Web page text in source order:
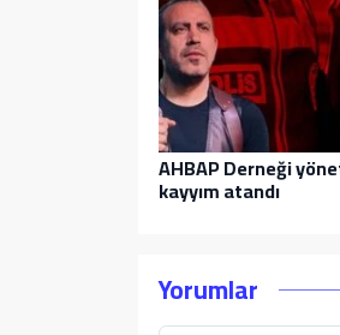
AHBAP Derneği
kayyım atandı
Yorumlar